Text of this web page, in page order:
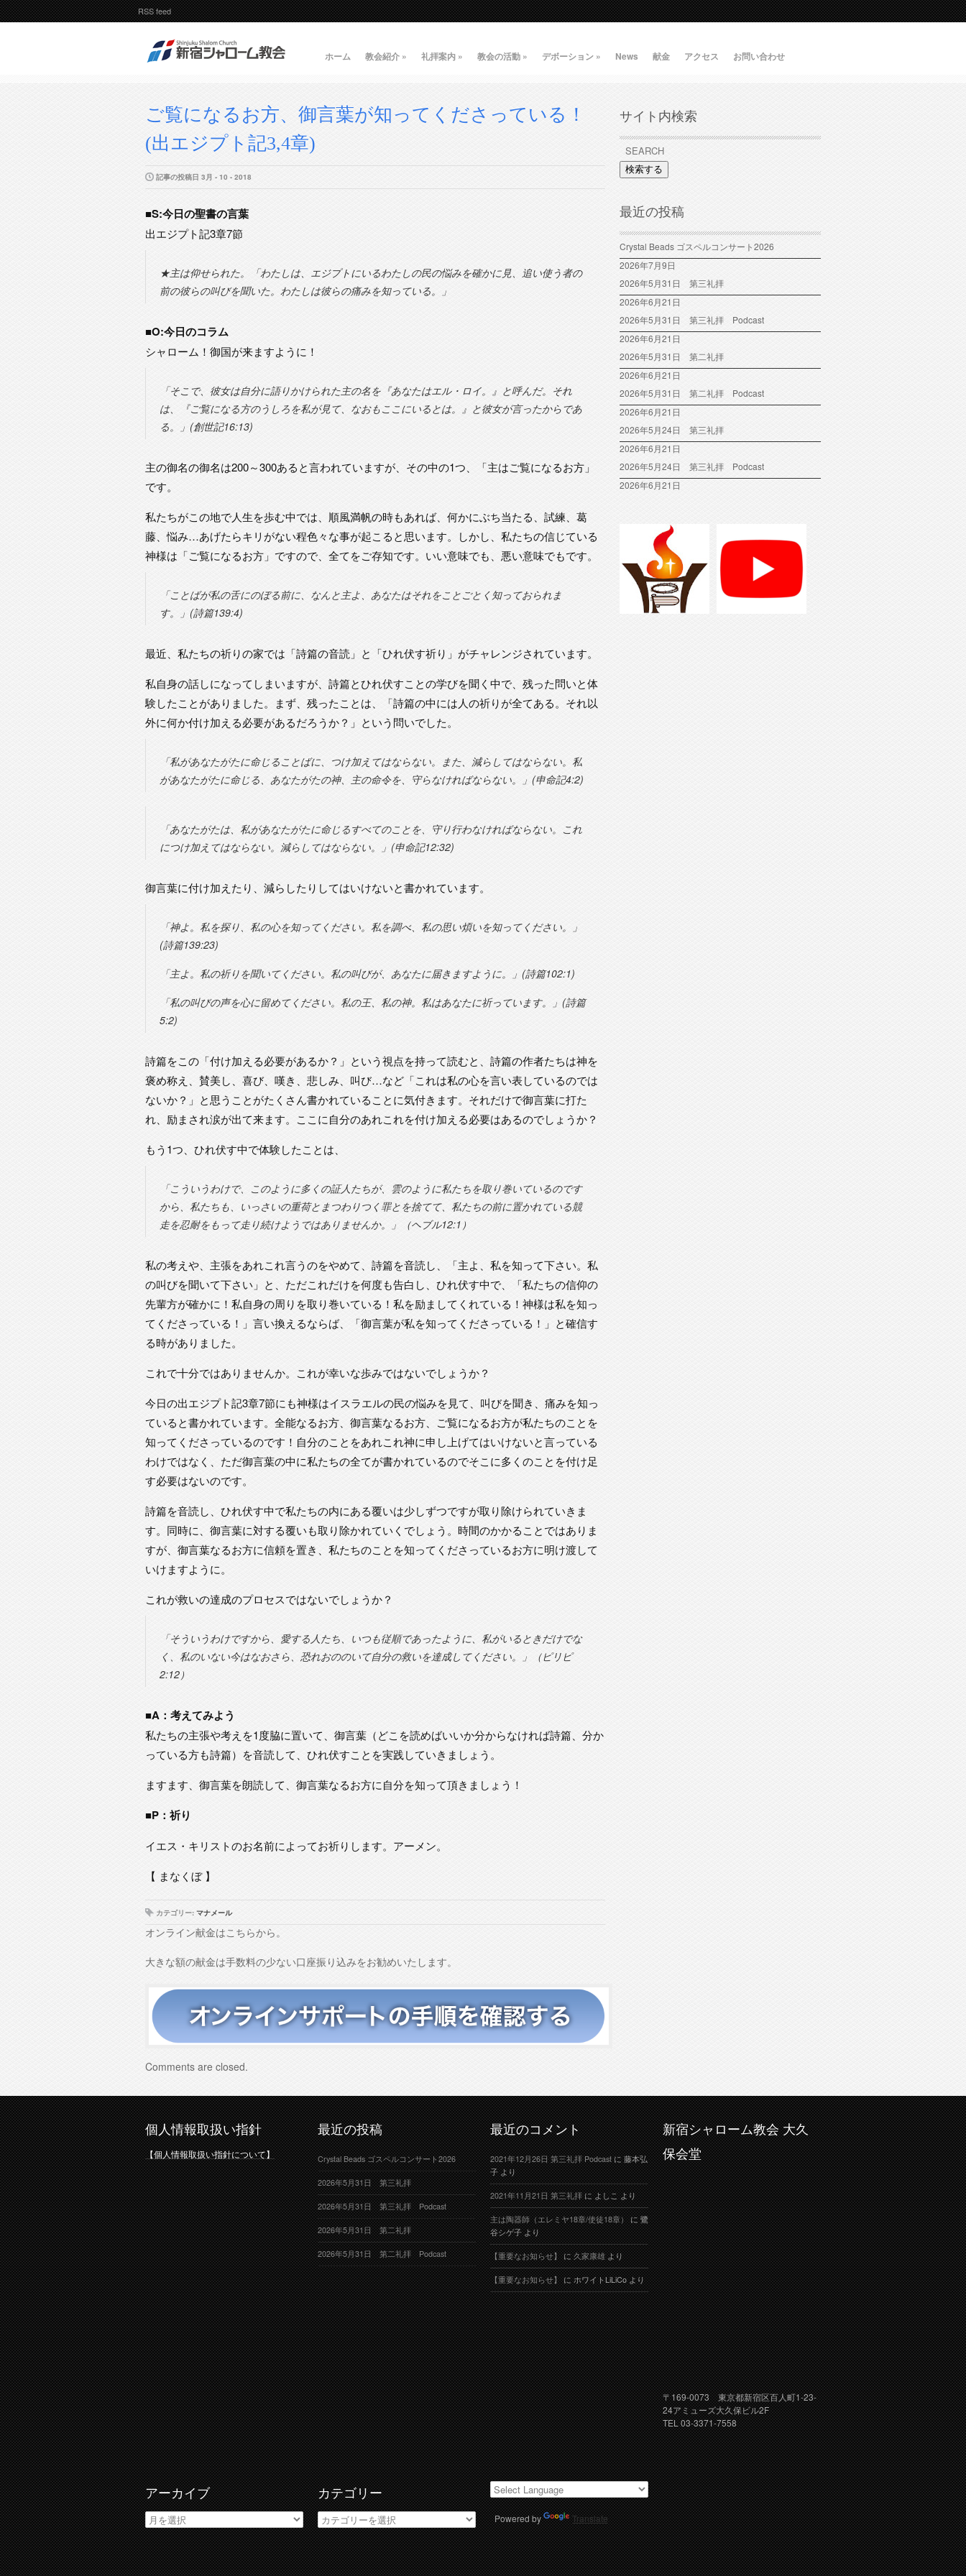
RSS feed
ホーム 教会紹介 » 礼拝案内 » 教会の活動 » デボーション » News 献金 アクセス お問い合わせ
ご覧になるお方、御言葉が知ってくださっている！
(出エジプト記3,4章)
記事の投稿日 3月 - 10 - 2018
■S:今日の聖書の言葉
出エジプト記3章7節
★主は仰せられた。「わたしは、エジプトにいるわたしの民の悩みを確かに見、追い使う者の
前の彼らの叫びを聞いた。わたしは彼らの痛みを知っている。」
■O:今日のコラム
シャローム！御国が来ますように！
「そこで、彼女は自分に語りかけられた主の名を『あなたはエル・ロイ。』と呼んだ。それ
は、『ご覧になる方のうしろを私が見て、なおもここにいるとは。』と彼女が言ったからであ
る。」(創世記16:13)
主の御名の御名は200～300あると言われていますが、その中の1つ、「主はご覧になるお方」
です。
私たちがこの地で人生を歩む中では、順風満帆の時もあれば、何かにぶち当たる、試練、葛
藤、悩み…あげたらキリがない程色々な事が起こると思います。しかし、私たちの信じている
神様は「ご覧になるお方」ですので、全てをご存知です。いい意味でも、悪い意味でもです。
「ことばが私の舌にのぼる前に、なんと主よ、あなたはそれをことごとく知っておられま
す。」(詩篇139:4)
最近、私たちの祈りの家では「詩篇の音読」と「ひれ伏す祈り」がチャレンジされています。
私自身の話しになってしまいますが、詩篇とひれ伏すことの学びを聞く中で、残った問いと体
験したことがありました。まず、残ったことは、「詩篇の中には人の祈りが全てある。それ以
外に何か付け加える必要があるだろうか？」という問いでした。
「私があなたがたに命じることばに、つけ加えてはならない。また、減らしてはならない。私
があなたがたに命じる、あなたがたの神、主の命令を、守らなければならない。」(申命記4:2)
「あなたがたは、私があなたがたに命じるすべてのことを、守り行わなければならない。これ
につけ加えてはならない。減らしてはならない。」(申命記12:32)
御言葉に付け加えたり、減らしたりしてはいけないと書かれています。
「神よ。私を探り、私の心を知ってください。私を調べ、私の思い煩いを知ってください。」
(詩篇139:23)
「主よ。私の祈りを聞いてください。私の叫びが、あなたに届きますように。」(詩篇102:1)
「私の叫びの声を心に留めてください。私の王、私の神。私はあなたに祈っています。」(詩篇
5:2)
詩篇をこの「付け加える必要があるか？」という視点を持って読むと、詩篇の作者たちは神を
褒め称え、賛美し、喜び、嘆き、悲しみ、叫び…など「これは私の心を言い表しているのでは
ないか？」と思うことがたくさん書かれていることに気付きます。それだけで御言葉に打た
れ、励まされ涙が出て来ます。ここに自分のあれこれを付け加える必要はあるのでしょうか？
もう1つ、ひれ伏す中で体験したことは、
「こういうわけで、このように多くの証人たちが、雲のように私たちを取り巻いているのです
から、私たちも、いっさいの重荷とまつわりつく罪とを捨てて、私たちの前に置かれている競
走を忍耐をもって走り続けようではありませんか。」（ヘブル12:1）
私の考えや、主張をあれこれ言うのをやめて、詩篇を音読し、「主よ、私を知って下さい。私
の叫びを聞いて下さい」と、ただこれだけを何度も告白し、ひれ伏す中で、「私たちの信仰の
先輩方が確かに！私自身の周りを取り巻いている！私を励ましてくれている！神様は私を知っ
てくださっている！」言い換えるならば、「御言葉が私を知ってくださっている！」と確信す
る時がありました。
これで十分ではありませんか。これが幸いな歩みではないでしょうか？
今日の出エジプト記3章7節にも神様はイスラエルの民の悩みを見て、叫びを聞き、痛みを知っ
ていると書かれています。全能なるお方、御言葉なるお方、ご覧になるお方が私たちのことを
知ってくださっているのです！自分のことをあれこれ神に申し上げてはいけないと言っている
わけではなく、ただ御言葉の中に私たちの全てが書かれているのでそこに多くのことを付け足
す必要はないのです。
詩篇を音読し、ひれ伏す中で私たちの内にある覆いは少しずつですが取り除けられていきま
す。同時に、御言葉に対する覆いも取り除かれていくでしょう。時間のかかることではありま
すが、御言葉なるお方に信頼を置き、私たちのことを知ってくださっているお方に明け渡して
いけますように。
これが救いの達成のプロセスではないでしょうか？
「そういうわけですから、愛する人たち、いつも従順であったように、私がいるときだけでな
く、私のいない今はなおさら、恐れおののいて自分の救いを達成してください。」（ピリピ
2:12）
■A：考えてみよう
私たちの主張や考えを1度脇に置いて、御言葉（どこを読めばいいか分からなければ詩篇、分か
っている方も詩篇）を音読して、ひれ伏すことを実践していきましょう。
ますます、御言葉を朗読して、御言葉なるお方に自分を知って頂きましょう！
■P：祈り
イエス・キリストのお名前によってお祈りします。アーメン。
【 まなくぼ 】
カテゴリー: マナメール
オンライン献金はこちらから。
大きな額の献金は手数料の少ない口座振り込みをお勧めいたします。
Comments are closed.
サイト内検索
検索する
最近の投稿
Crystal Beads ゴスペルコンサート2026
2026年7月9日
2026年5月31日 第三礼拝
2026年6月21日
2026年5月31日 第三礼拝 Podcast
2026年6月21日
2026年5月31日 第二礼拝
2026年6月21日
2026年5月31日 第二礼拝 Podcast
2026年6月21日
2026年5月24日 第三礼拝
2026年6月21日
2026年5月24日 第三礼拝 Podcast
2026年6月21日
個人情報取扱い指針
【個人情報取扱い指針について】
最近の投稿
Crystal Beads ゴスペルコンサート2026
2026年5月31日 第三礼拝
2026年5月31日 第三礼拝 Podcast
2026年5月31日 第二礼拝
2026年5月31日 第二礼拝 Podcast
最近のコメント
2021年12月26日 第三礼拝 Podcastに藤本弘
子より
2021年11月21日 第三礼拝によしこより
主は陶器師（エレミヤ18章/使徒18章）に鷺
谷シゲ子より
【重要なお知らせ】に久家康雄より
【重要なお知らせ】にホワイトLiLiCoより
新宿シャローム教会 大久
保会堂
〒169-0073 東京都新宿区百人町1-23-
24アミューズ大久保ビル2F
TEL 03-3371-7558
アーカイブ
ア
ー
カ
イ
ブ
カテゴリー
カ
テ
ゴ
リ
ー
Powered by Translate